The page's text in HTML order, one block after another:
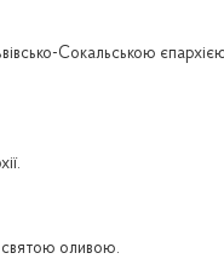
Сокальською
святою оливою.